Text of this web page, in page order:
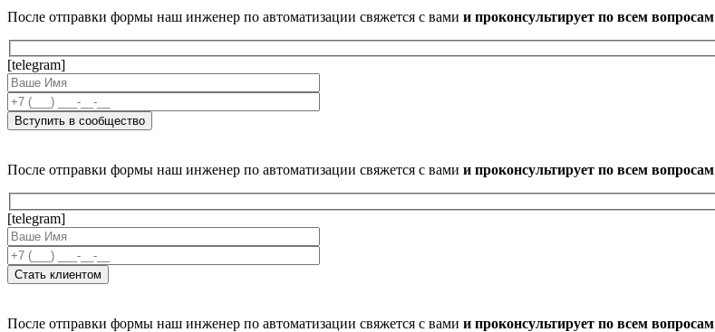
После отправки формы наш инженер по автоматизации свяжется с вами и проконсультирует по всем вопросам
[telegram]
После отправки формы наш инженер по автоматизации свяжется с вами и проконсультирует по всем вопросам
[telegram]
После отправки формы наш инженер по автоматизации свяжется с вами и проконсультирует по всем вопросам